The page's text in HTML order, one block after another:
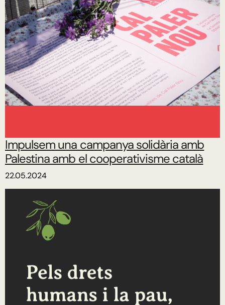
Impulsem una campanya solidària amb
Palestina amb el cooperativisme català
22.05.2024